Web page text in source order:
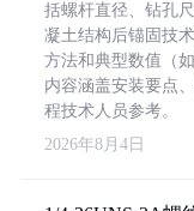
括螺杆直径、钻孔
凝土结构后锚固技
方法和典型数值（
内容涵盖安装要点
程技术人员参考。
2026年8月4日